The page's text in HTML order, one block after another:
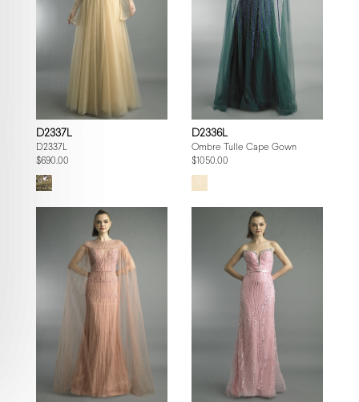
D2337L
D2337L
$690.00
D2336L
Ombre Tulle Cape Gown
$1050.00